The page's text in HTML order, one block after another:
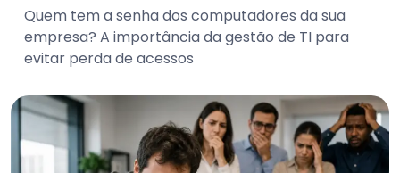
Quem tem a senha dos computadores da sua
empresa? A importância da gestão de TI para
evitar perda de acessos